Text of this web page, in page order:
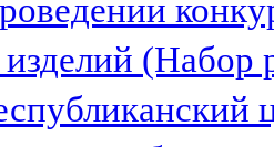
(Набор